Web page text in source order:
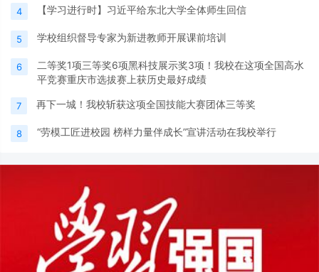
4 【学习进行时】习近平给东北大学全体师生回信
5 学校组织督导专家为新进教师开展课前培训
6
二等奖1项三等奖6项黑科技展示奖3项！我校在这项全国高水
平竞赛重庆市选拔赛上获历史最好成绩
7 再下一城！我校斩获这项全国技能大赛团体三等奖
8 “劳模工匠进校园 榜样力量伴成长”宣讲活动在我校举行